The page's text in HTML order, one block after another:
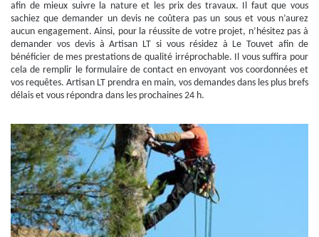
afin de mieux suivre la nature et les prix des travaux. Il faut que vous
sachiez que demander un devis ne coûtera pas un sous et vous n’aurez
aucun engagement. Ainsi, pour la réussite de votre projet, n’hésitez pas à
demander vos devis à Artisan LT si vous résidez à Le Touvet afin de
bénéficier de mes prestations de qualité irréprochable. Il vous suffira pour
cela de remplir le formulaire de contact en envoyant vos coordonnées et
vos requêtes. Artisan LT prendra en main, vos demandes dans les plus brefs
délais et vous répondra dans les prochaines 24 h.